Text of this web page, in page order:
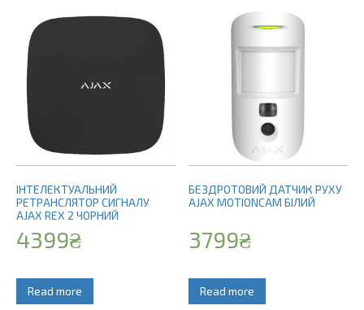
ІНТЕЛЕКТУАЛЬНИЙ
РЕТРАНСЛЯТОР СИГНАЛУ
AJAX REX 2 ЧОРНИЙ
4399₴
Read more
БЕЗДРОТОВИЙ ДАТЧИК РУХУ
AJAX MOTIONCAM БІЛИЙ
3799₴
Read more